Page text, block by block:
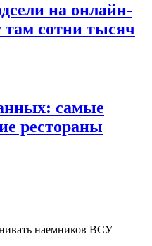
на онлайн-
сотни тысяч
самые
рестораны
наемников ВСУ